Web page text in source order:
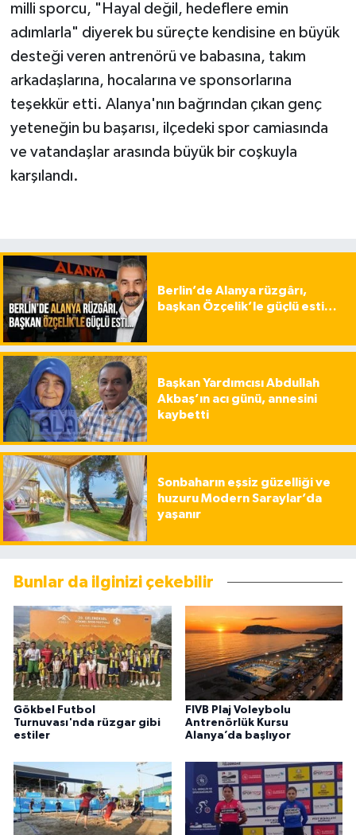
milli sporcu, "Hayal değil, hedeflere emin
adımlarla" diyerek bu süreçte kendisine en büyük
desteği veren antrenörü ve babasına, takım
arkadaşlarına, hocalarına ve sponsorlarına
teşekkür etti. Alanya'nın bağrından çıkan genç
yeteneğin bu başarısı, ilçedeki spor camiasında
ve vatandaşlar arasında büyük bir coşkuyla
karşılandı.
Berlin’de Alanya rüzgârı,
başkan Özçelik’le güçlü esti…
Başkan Yardımcısı Abdullah
Akbaş’ın acı günü, annesini
kaybetti
Sonbaharın eşsiz güzelliği ve
huzuru Modern Saraylar’da
yaşanır
Bunlar da ilginizi çekebilir
Gökbel Futbol
Turnuvası'nda rüzgar gibi
estiler
FIVB Plaj Voleybolu
Antrenörlük Kursu
Alanya’da başlıyor